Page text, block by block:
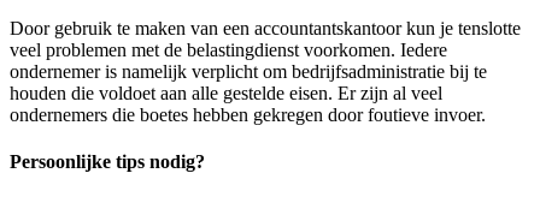
Door gebruik te maken van een accountantskantoor kun je tenslotte
veel problemen met de belastingdienst voorkomen. Iedere
ondernemer is namelijk verplicht om bedrijfsadministratie bij te
houden die voldoet aan alle gestelde eisen. Er zijn al veel
ondernemers die boetes hebben gekregen door foutieve invoer.
Persoonlijke tips nodig?